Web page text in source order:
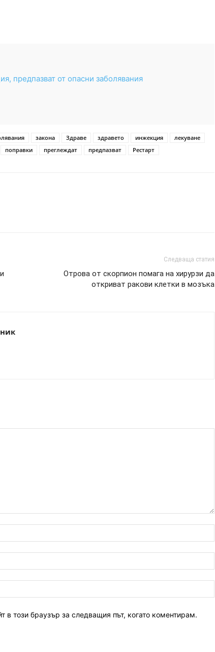
предпазват от опасни заболявания
закона Здраве здравето инжекция
лекуване
поправки преглеждат предпазват Рестарт
Следваща статия
Отрова от скорпион помага на хирурзи да
откриват ракови клетки в мозъка
в този браузър за следващия път, когато коментирам.